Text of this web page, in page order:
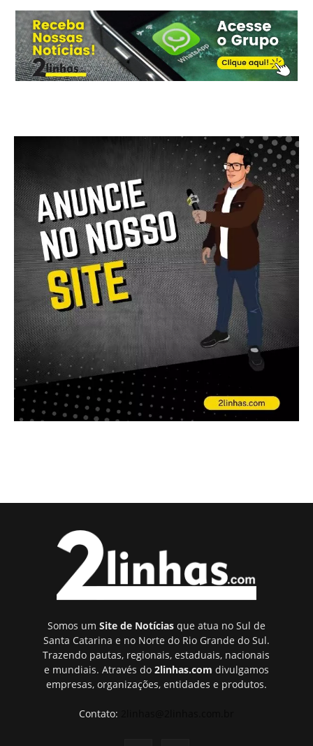
Somos um Site de Notíciasque atua no Sul de
Santa Catarina e no Norte do Rio Grande do Sul.
Trazendo pautas, regionais, estaduais, nacionais
e mundiais. Através do 2linhas.com divulgamos
empresas, organizações, entidades e produtos.
Contato: